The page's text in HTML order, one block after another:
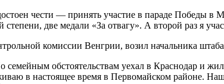
чести — принять участие в параде Победы в
две медали «За отвагу». А второй раз я
комиссии Венгрии, возил начальника штаба
обстоятельствам уехал в Краснодар и
в настоящее время в Первомайском районе.